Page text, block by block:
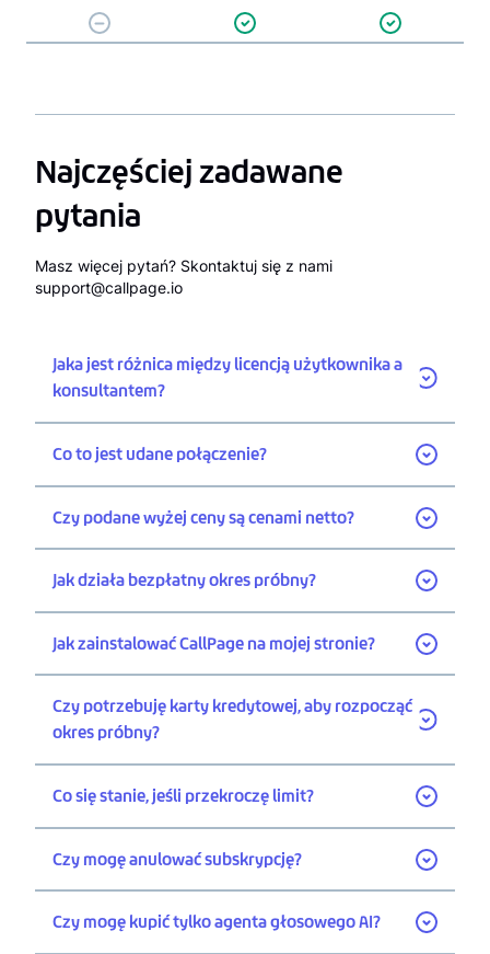
Najczęściej zadawane
pytania
Masz więcej pytań? Skontaktuj się z nami
support@callpage.io
Jaka jest różnica między licencją użytkownika a
konsultantem?
Co to jest udane połączenie?
Czy podane wyżej ceny są cenami netto?
Jak działa bezpłatny okres próbny?
Jak zainstalować CallPage na mojej stronie?
Czy potrzebuję karty kredytowej, aby rozpocząć
okres próbny?
Co się stanie, jeśli przekroczę limit?
Czy mogę anulować subskrypcję?
Czy mogę kupić tylko agenta głosowego AI?